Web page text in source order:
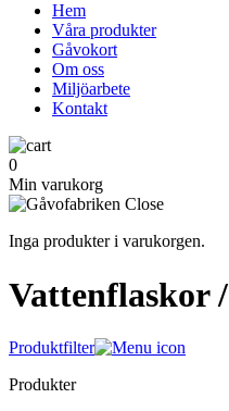
Hem
Våra produkter
Gåvokort
Om oss
Miljöarbete
Kontakt
0
Min varukorg
Inga produkter i varukorgen.
Vattenflaskor
Produktfilter
Produkter